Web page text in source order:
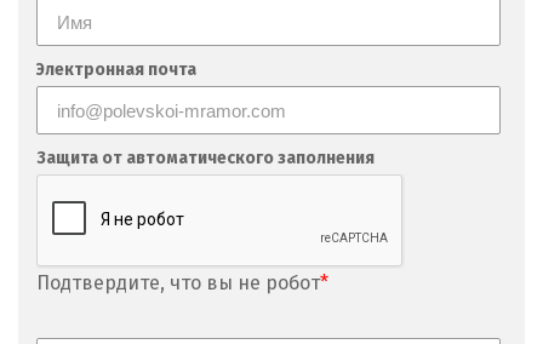
Электронная почта
Защита от автоматического заполнения
Подтвердите, что вы не робот*